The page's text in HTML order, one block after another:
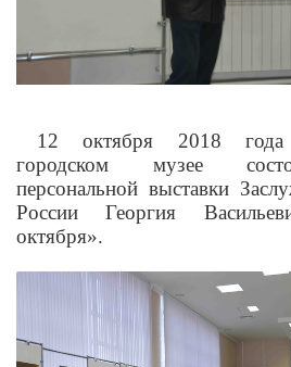
12 октября 2018
городском музее
персональной выставки
России Георгия
октября».